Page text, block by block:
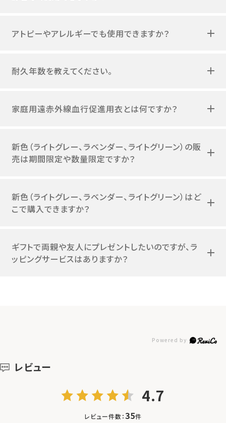
アトピーやアレルギーでも使用できますか？
耐久年数を教えてください。
家庭用遠赤外線血行促進用衣とは何ですか？
新色（ライトグレー、ラベンダー、ライトグリーン）の販
売は期間限定や数量限定ですか？
新色（ライトグレー、ラベンダー、ライトグリーン）はど
こで購入できますか？
ギフトで両親や友人にプレゼントしたいのですが、ラ
ッピングサービスはありますか？
レビュー
4.7
レビュー件数：35件